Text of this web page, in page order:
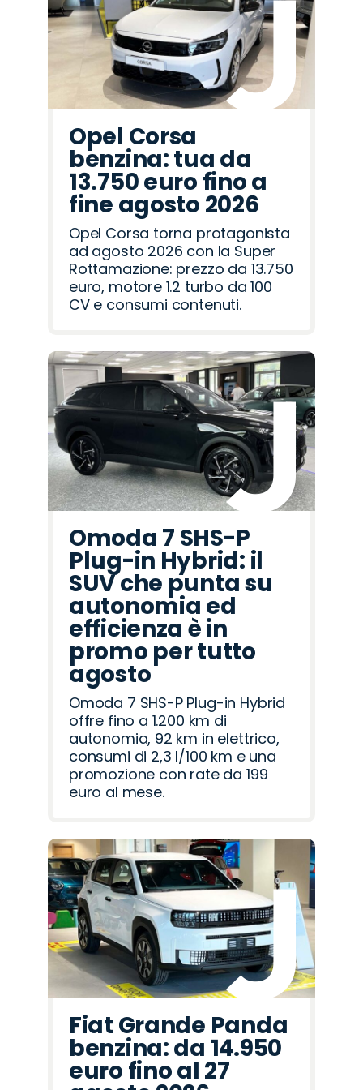
Romeo
Rover
Opel Corsa
benzina: tua da
13.750 euro fino a
fine agosto 2026
Opel Corsa torna protagonista
ad agosto 2026 con la Super
Rottamazione: prezzo da 13.750
euro, motore 1.2 turbo da 100
CV e consumi contenuti.
Omoda 7 SHS-P
Plug-in Hybrid: il
SUV che punta su
autonomia ed
efficienza è in
promo per tutto
agosto
Omoda 7 SHS-P Plug-in Hybrid
offre fino a 1.200 km di
autonomia, 92 km in elettrico,
consumi di 2,3 l/100 km e una
promozione con rate da 199
euro al mese.
Fiat Grande Panda
benzina: da 14.950
euro fino al 27